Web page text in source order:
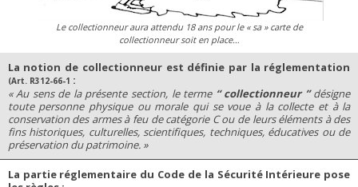
Le collectionneur aura attendu 18 ans pour le « sa »carte de
collectionneur soit en place…
La notion de collectionneur est définie par la réglementation
(Art. R312-66-1 :
« Au sens de la présente section, le terme “ collectionneur ”désigne
toute personne physique ou morale qui se voue à la collecte et à la
conservation des armes à feu de catégorie C ou de leurs éléments à des
fins historiques, culturelles, scientifiques, techniques, éducatives ou de
préservation du patrimoine. »
La partie réglementaire du Code de la Sécurité Intérieure pose